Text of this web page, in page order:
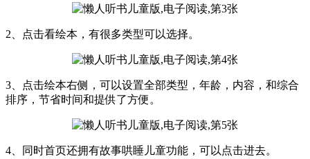
2、点击看绘本，有很多类型可以选择。
3、点击绘本右侧，可以设置全部类型，年龄，内容，和综合
排序，节省时间和提供了方便。
4、同时首页还拥有故事哄睡儿童功能，可以点击进去。